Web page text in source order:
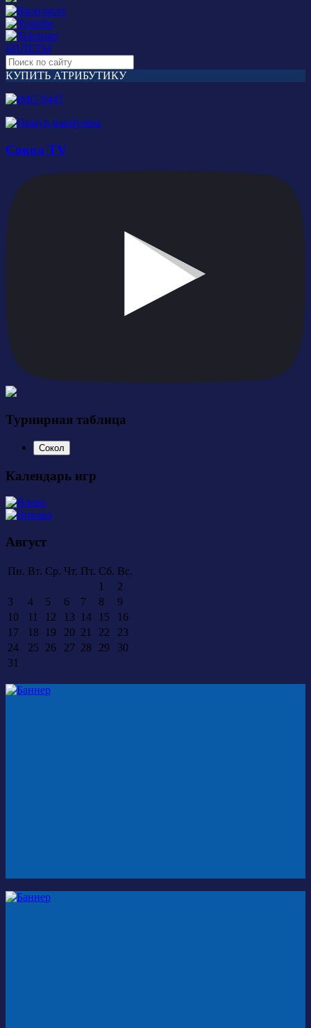
БИЛЕТЫ
КУПИТЬ АТРИБУТИКУ
Сокол TV
Турнирная таблица
Сокол
Календарь игр
Август
Пн. Вт. Ср. Чт. Пт. Сб. Вс.
1
2
3
4 5 6 7 8
9
10
11 12 13 14 15
16
17
18 19 20 21 22
23
24
25 26 27 28 29
30
31